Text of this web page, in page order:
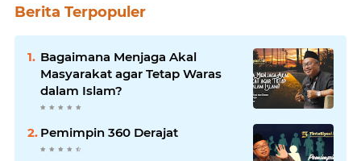
Berita Terpopuler
Bagaimana Menjaga Akal
Masyarakat agar Tetap Waras
dalam Islam?
Pemimpin 360 Derajat